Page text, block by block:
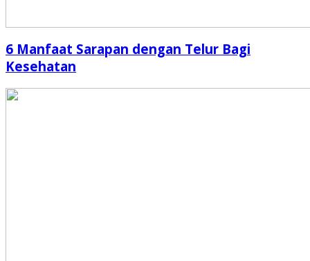
6 Manfaat Sarapan dengan Telur Bagi
Kesehatan